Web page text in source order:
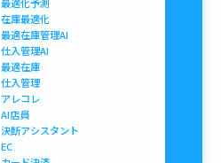
在庫最適化
最適在庫管理AI
仕入管理AI
最適在庫
仕入管理
アレコレ
AI店員
決断アシスタント
EC